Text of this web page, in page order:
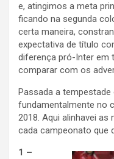
e, atingimos a meta
ficando na segunda
certa maneira,
expectativa de título
diferença pró-Inter em
comparar com os
Passada a
fundamentalmente no
2018. Aqui alinhavei
cada campeonato que
1 –